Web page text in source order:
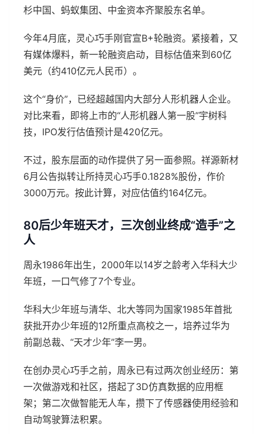
杉中国、蚂蚁集团、中金资本齐聚股东名单。
今年4月底，灵心巧手刚官宣B+轮融资。紧接着，又
有媒体爆料，新一轮融资启动，目标估值来到60亿
美元（约410亿元人民币）。
这个“身价”，已经超越国内大部分人形机器人企业。
对比来看，即将上市的“人形机器人第一股”宇树科
技，IPO发行估值预计是420亿元。
不过，股东层面的动作提供了另一面参照。祥源新材
6月公告拟转让所持灵心巧手0.1828%股份，作价
3000万元。按此计算，对应估值约164亿元。
80后少年班天才，三次创业终成“造手”之
人
周永1986年出生，2000年以14岁之龄考入华科大少
年班，一口气修了7个专业。
华科大少年班与清华、北大等同为国家1985年首批
获批开办少年班的12所重点高校之一，培养过华为
前副总裁、“天才少年”李一男。
在创办灵心巧手之前，周永已有过两次创业经历：第
一次做游戏和社区，搭起了3D仿真数据的应用框
架；第二次做智能无人车，攒下了传感器使用经验和
自动驾驶算法积累。